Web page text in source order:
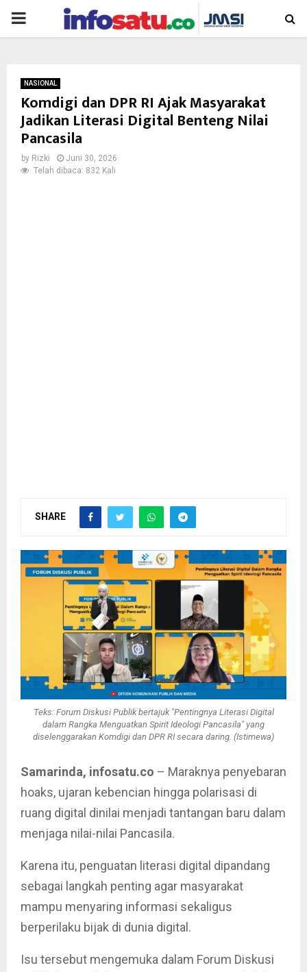
PRIMARY
NASIONAL
Komdigi dan DPR RI Ajak Masyarakat
Jadikan Literasi Digital Benteng Nilai
Pancasila
by Rizki
Juni 30, 2026
Telah dibaca: 832 Kali
SHARE
Teks: Forum Diskusi Publik bertajuk "Pentingnya Literasi Digital
dalam Rangka Menguatkan Spirit Ideologi Pancasila" yang
diselenggarakan Komdigi dan DPR RI secara daring. (Istimewa)
Samarinda, infosatu.co – Maraknya penyebaran
hoaks, ujaran kebencian hingga polarisasi di
ruang digital dinilai menjadi tantangan baru dalam
menjaga nilai-nilai Pancasila.
Karena itu, penguatan literasi digital dipandang
sebagai langkah penting agar masyarakat
mampu menyaring informasi sekaligus
berperilaku bijak di dunia digital.
Isu tersebut mengemuka dalam Forum Diskusi